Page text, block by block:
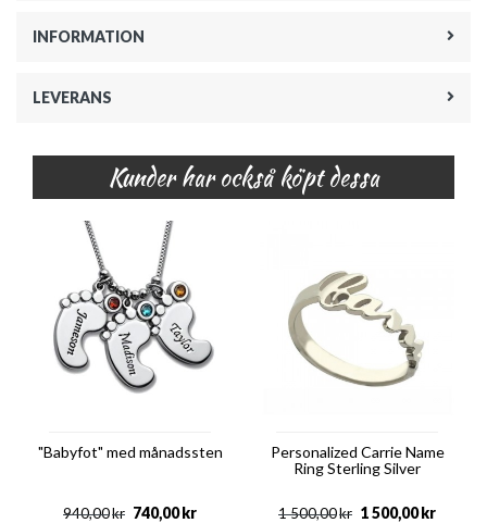
INFORMATION
LEVERANS
Kunder har också köpt dessa
"Babyfot" med månadssten
kr
940,00 kr
740,00
Personalized Carrie Name
Ring Sterling Silver
kr
1 500,00 kr
1 500,00